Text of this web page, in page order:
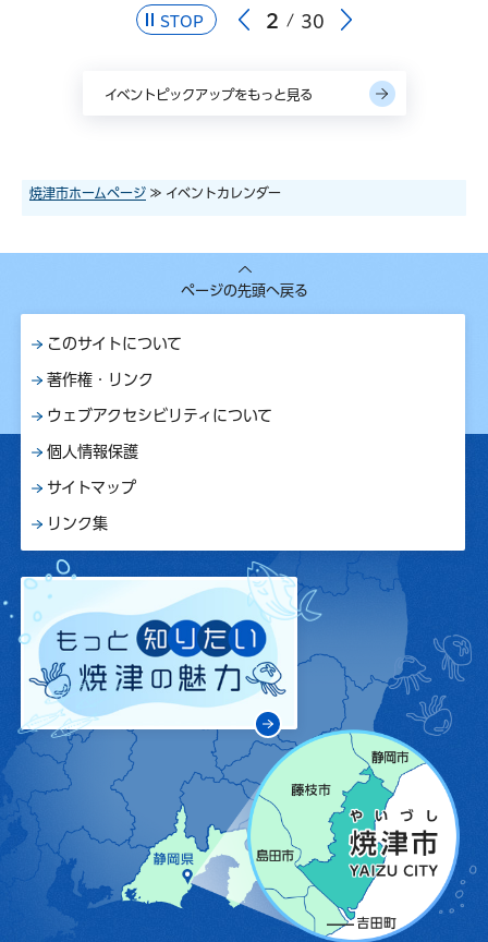
STOP 2 30
イベントピックアップをもっと見る
焼津市ホームページ ≫ イベントカレンダー
ページの先頭へ戻る
このサイトについて
著作権・リンク
ウェブアクセシビリティについて
個人情報保護
サイトマップ
リンク集